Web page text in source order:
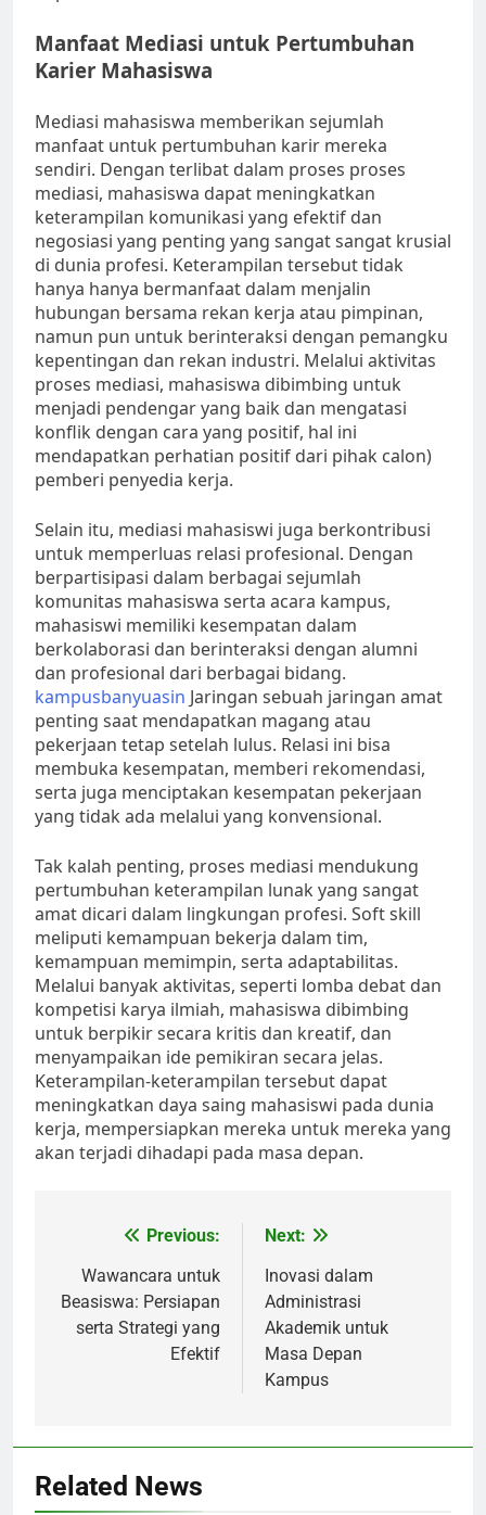
Manfaat Mediasi untuk Pertumbuhan
Karier Mahasiswa
Mediasi mahasiswa memberikan sejumlah
manfaat untuk pertumbuhan karir mereka
sendiri. Dengan terlibat dalam proses proses
mediasi, mahasiswa dapat meningkatkan
keterampilan komunikasi yang efektif dan
negosiasi yang penting yang sangat sangat krusial
di dunia profesi. Keterampilan tersebut tidak
hanya hanya bermanfaat dalam menjalin
hubungan bersama rekan kerja atau pimpinan,
namun pun untuk berinteraksi dengan pemangku
kepentingan dan rekan industri. Melalui aktivitas
proses mediasi, mahasiswa dibimbing untuk
menjadi pendengar yang baik dan mengatasi
konflik dengan cara yang positif, hal ini
mendapatkan perhatian positif dari pihak calon)
pemberi penyedia kerja.
Selain itu, mediasi mahasiswi juga berkontribusi
untuk memperluas relasi profesional. Dengan
berpartisipasi dalam berbagai sejumlah
komunitas mahasiswa serta acara kampus,
mahasiswi memiliki kesempatan dalam
berkolaborasi dan berinteraksi dengan alumni
dan profesional dari berbagai bidang.
kampusbanyuasin Jaringan sebuah jaringan amat
penting saat mendapatkan magang atau
pekerjaan tetap setelah lulus. Relasi ini bisa
membuka kesempatan, memberi rekomendasi,
serta juga menciptakan kesempatan pekerjaan
yang tidak ada melalui yang konvensional.
Tak kalah penting, proses mediasi mendukung
pertumbuhan keterampilan lunak yang sangat
amat dicari dalam lingkungan profesi. Soft skill
meliputi kemampuan bekerja dalam tim,
kemampuan memimpin, serta adaptabilitas.
Melalui banyak aktivitas, seperti lomba debat dan
kompetisi karya ilmiah, mahasiswa dibimbing
untuk berpikir secara kritis dan kreatif, dan
menyampaikan ide pemikiran secara jelas.
Keterampilan-keterampilan tersebut dapat
meningkatkan daya saing mahasiswi pada dunia
kerja, mempersiapkan mereka untuk mereka yang
akan terjadi dihadapi pada masa depan.
navigation
Previous:
Wawancara untuk
Beasiswa: Persiapan
serta Strategi yang
Efektif
Next:
Inovasi dalam
Administrasi
Akademik untuk
Masa Depan
Kampus
Related News